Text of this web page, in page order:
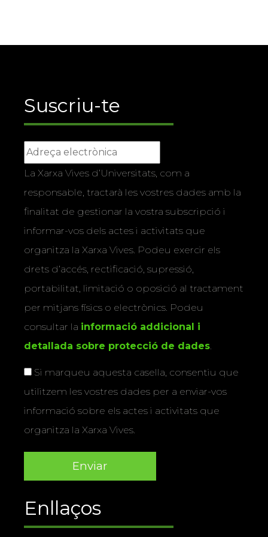
Suscriu-te
La Xarxa Vives d’Universitats, com a
responsable, tractarà les vostres dades amb la
finalitat de gestionar la vostra subscripció i
informar-vos dels actes i activitats que
organitza la Xarxa Vives. Podeu exercir els
drets d’accés, rectificació, supressió,
portabilitat, limitació o oposició al tractament
per mitjans físics o electrònics. Podeu
consultar la informació addicional i
detallada sobre protecció de dades
Si marqueu aquesta casella, consentiu que
utilitzem les vostres dades per a enviar-vos
informació sobre els actes i activitats que
organitza la Xarxa Vives.
Enllaços